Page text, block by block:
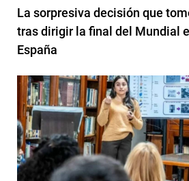
La sorpresiva decisión que
tras dirigir la final del Mundial
España